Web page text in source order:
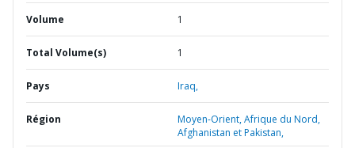
Volume 1
Total Volume(s) 1
Pays Iraq,
Région
Moyen-Orient, Afrique du Nord,
Afghanistan et Pakistan,